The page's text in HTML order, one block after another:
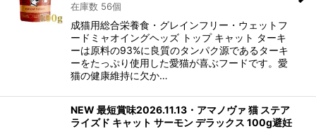
在庫数 56個
成猫用総合栄養食・グレインフリー・ウェットフ
ードミャオイングヘッズ トップ キャット ターキ
ーは原料の93%に良質のタンパク源であるターキ
ーをたっぷり使用した愛猫が喜ぶフードです。愛
猫の健康維持に欠か…
NEW 最短賞味2026.11.13・アマノヴァ 猫 ステア
ライズド キャット サーモン デラックス 100g避妊